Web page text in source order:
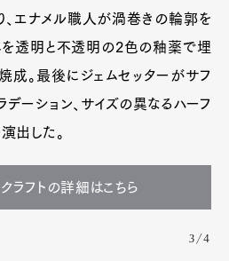
、エナメル職人が渦巻きの輪郭を
を透明と不透明の2色の釉薬で埋
。最後にジェムセッターがサフ
デーション、サイズの異なるハーフ
出した。
ラフトの詳細はこちら
3/4